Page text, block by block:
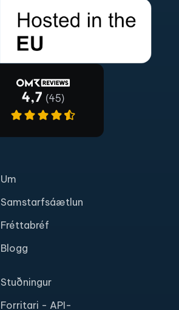
Um
Samstarfsáætlun
Fréttabréf
Blogg
Stuðningur
Forritari - API-